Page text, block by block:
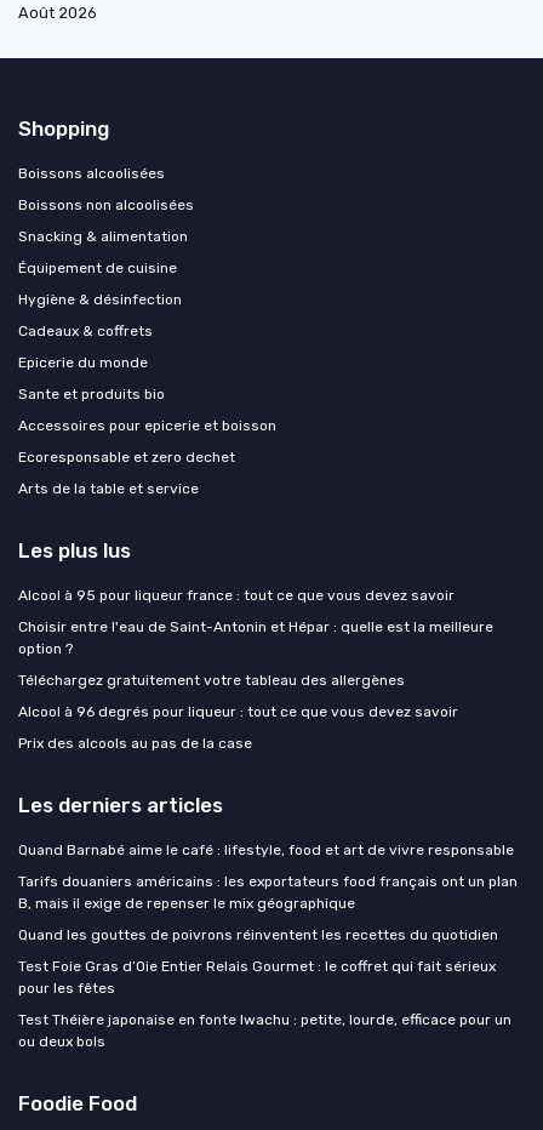
Août 2026
Shopping
Boissons alcoolisées
Boissons non alcoolisées
Snacking & alimentation
Équipement de cuisine
Hygiène & désinfection
Cadeaux & coffrets
Epicerie du monde
Sante et produits bio
Accessoires pour epicerie et boisson
Ecoresponsable et zero dechet
Arts de la table et service
Les plus lus
Alcool à 95 pour liqueur france : tout ce que vous devez savoir
Choisir entre l'eau de Saint-Antonin et Hépar : quelle est la meilleure
option ?
Téléchargez gratuitement votre tableau des allergènes
Alcool à 96 degrés pour liqueur : tout ce que vous devez savoir
Prix des alcools au pas de la case
Les derniers articles
Quand Barnabé aime le café : lifestyle, food et art de vivre responsable
Tarifs douaniers américains : les exportateurs food français ont un plan
B, mais il exige de repenser le mix géographique
Quand les gouttes de poivrons réinventent les recettes du quotidien
Test Foie Gras d’Oie Entier Relais Gourmet : le coffret qui fait sérieux
pour les fêtes
Test Théière japonaise en fonte Iwachu : petite, lourde, efficace pour un
ou deux bols
Foodie Food